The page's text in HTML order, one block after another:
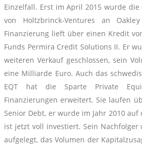
Einzelfall. Erst im April 2015 wurde
von Holtzbrinck-Ventures an
Finanzierung lieft über einen Kredit
Funds Permira Credit Solutions II. Er
weiteren Verkauf geschlossen, sein
eine Milliarde Euro. Auch das
EQT hat die Sparte Private
Finanzierungen erweitert. Sie laufen
Senior Debt, er wurde im Jahr 2010
ist jetzt voll investiert. Sein Nachfolger
aufgelegt, das Volumen der